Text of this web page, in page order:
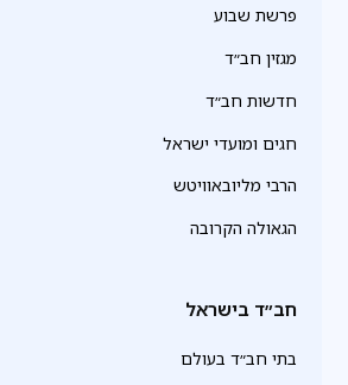
פרשת שבוע
מגזין חב״ד
חדשות חב״ד
חגים ומועדי ישראל
הרבי מליובאוויטש
הגאולה הקרובה
חב״ד בישראל
בתי חב״ד בעולם